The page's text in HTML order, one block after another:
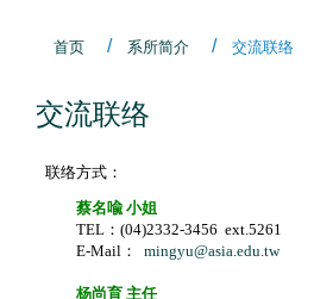
首页 系所简介 交流联络
交流联络
联络方式 ：
蔡名喩 小姐
TEL：(04)2332-3456 ext. 5261
E-Mail： mingyu@asia.edu.tw
杨尚育 主任